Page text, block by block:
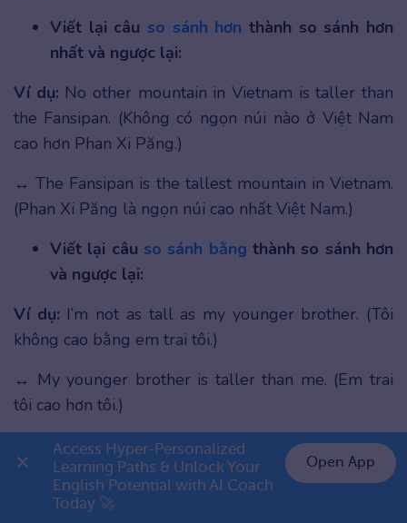
Viết lại câu so sánh hơn thành so sánh hơn
nhất và ngược lại:
Ví dụ: No other mountain in Vietnam is taller than
the Fansipan. (Không có ngọn núi nào ở Việt Nam
cao hơn Phan Xi Păng.)
↔ The Fansipan is the tallest mountain in Vietnam.
(Phan Xi Păng là ngọn núi cao nhất Việt Nam.)
Viết lại câu so sánh bằng thành so sánh hơn
và ngược lại:
Ví dụ: I’m not as tall as my younger brother. (Tôi
không cao bằng em trai tôi.)
↔ My younger brother is taller than me. (Em trai
tôi cao hơn tôi.)
Cấu trúc viết lại câu số 21
Ý nghĩa:Sử dụng để viết lại câu tiếng Anh có cấu
This is the first time
👉 Premium 1 năm chỉ 999K
Access Hyper-Personalized
Learning Paths & Unlock Your
English Potential with AI Coach
Today 🚀
Open App